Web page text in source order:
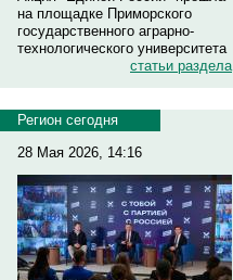
на площадке Приморского
государственного аграрно-
технологического университета
статьи раздела
Регион сегодня
28 Мая 2026, 14:16